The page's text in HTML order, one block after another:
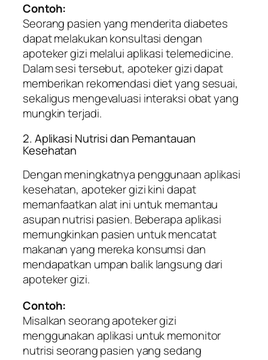
Contoh:
Seorang pasien yang menderita diabetes
dapat melakukan konsultasi dengan
apoteker gizi melalui aplikasi telemedicine.
Dalam sesi tersebut, apoteker gizi dapat
memberikan rekomendasi diet yang sesuai,
sekaligus mengevaluasi interaksi obat yang
mungkin terjadi.
2. Aplikasi Nutrisi dan Pemantauan
Kesehatan
Dengan meningkatnya penggunaan aplikasi
kesehatan, apoteker gizi kini dapat
memanfaatkan alat ini untuk memantau
asupan nutrisi pasien. Beberapa aplikasi
memungkinkan pasien untuk mencatat
makanan yang mereka konsumsi dan
mendapatkan umpan balik langsung dari
apoteker gizi.
Contoh:
Misalkan seorang apoteker gizi
menggunakan aplikasi untuk memonitor
nutrisi seorang pasien yang sedang